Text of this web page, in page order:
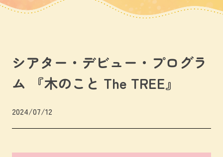
シアター・デビュー・プログラ
ム 『木のこと The TREE』
2024/07/12